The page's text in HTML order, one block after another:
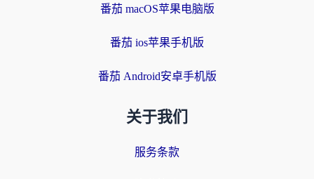
番茄 macOS苹果电脑版
番茄 ios苹果手机版
番茄 Android安卓手机版
关于我们
服务条款